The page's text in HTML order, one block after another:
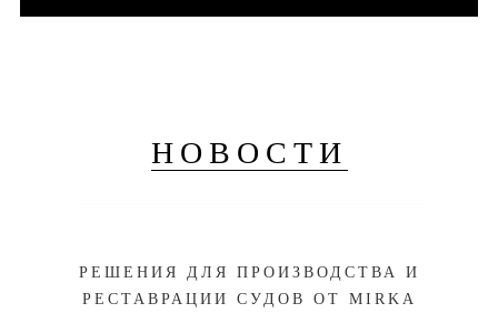
НОВОСТИ
РЕШЕНИЯ ДЛЯ ПРОИЗВОДСТВА И
РЕСТАВРАЦИИ СУДОВ ОТ MIRKA